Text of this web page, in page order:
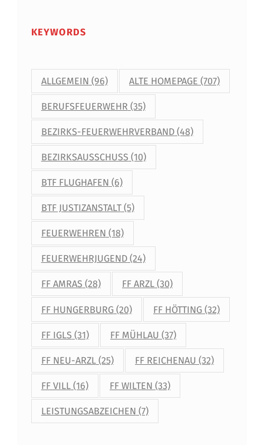
U
R
W
E
H
R
I
N
N
S
B
R
U
C
K
KEYWORDS
ALLGEMEIN (96) ALTE HOMEPAGE (707)
BERUFSFEUERWEHR (35)
BEZIRKS-FEUERWEHRVERBAND(48)
BEZIRKSAUSSCHUSS (10)
BTF FLUGHAFEN (6)
BTF JUSTIZANSTALT(5)
FEUERWEHREN (18)
FEUERWEHRJUGEND(24)
FF AMRAS (28) FF ARZL (30)
FF HUNGERBURG(20) FF HÖTTING (32)
FF IGLS (31) FF MÜHLAU (37)
FF NEU-ARZL(25) FF REICHENAU (32)
FF VILL(16) FF WILTEN (33)
LEISTUNGSABZEICHEN (7)